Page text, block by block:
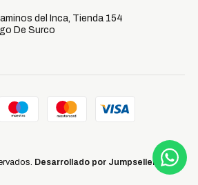
del Inca, Tienda 154
De Surco
Desarrollado por Jumpseller